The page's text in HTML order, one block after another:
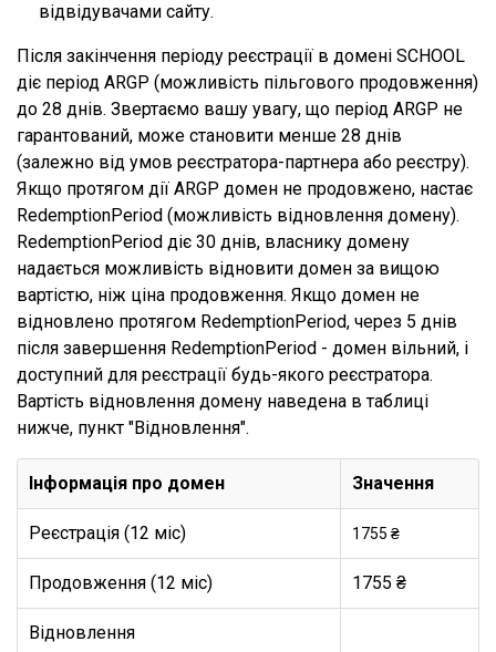
відвідувачами сайту.
Після закінчення періоду реєстрації в домені SCHOOL
діє період ARGP (можливість пільгового продовження)
до 28 днів. Звертаємо вашу увагу, що період ARGP не
гарантований, може становити менше 28 днів
(залежно від умов реєстратора-партнера або реєстру).
Якщо протягом дії ARGP домен не продовжено, настає
RedemptionPeriod (можливість відновлення домену).
RedemptionPeriod діє 30 днів, власнику домену
надається можливість відновити домен за вищою
вартістю, ніж ціна продовження. Якщо домен не
відновлено протягом RedemptionPeriod, через 5 днів
після завершення RedemptionPeriod - домен вільний, і
доступний для реєстрації будь-якого реєстратора.
Вартість відновлення домену наведена в таблиці
нижче, пункт "Відновлення".
Інформація про домен Значення
Реєстрація (12 міс) 1755 ₴
Продовження (12 міс) 1755 ₴
Відновлення